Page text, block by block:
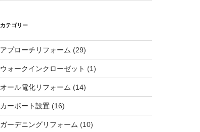
カテゴリー
アプローチリフォーム (29)
ウォークインクローゼット (1)
オール電化リフォーム (14)
カーポート設置(16)
ガーデニングリフォーム (10)